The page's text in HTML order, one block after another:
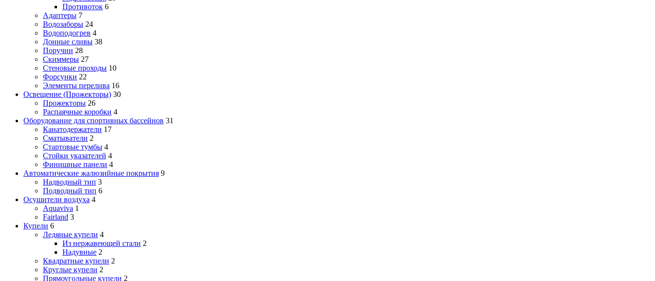
Противоток 6
Адаптеры 7
Водозаборы 24
Водоподогрев 4
Донные сливы 38
Поручни 28
Скиммеры 27
Стеновые проходы 10
Форсунки 22
Элементы перелива 16
Освещение (Прожекторы) 30
Прожекторы 26
Распаячные коробки 4
Оборудование для спортивных бассейнов 31
Канатодержатели 17
Сматыватели 2
Стартовые тумбы 4
Стойки указателей 4
Финишные панели 4
Автоматические жалюзийные покрытия 9
Надводный тип 3
Подводный тип 6
Осушители воздуха 4
Aquaviva 1
Fairland 3
Купели 6
Ледяные купели 4
Из нержавеющей стали 2
Надувные 2
Квадратные купели 2
Круглые купели 2
Прямоугольные купели 2